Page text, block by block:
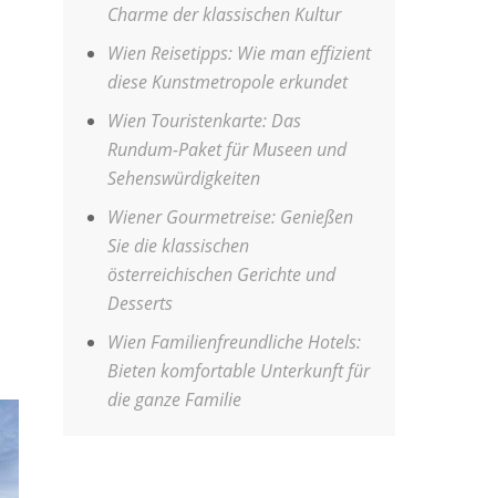
Charme der klassischen Kultur
Wien Reisetipps: Wie man effizient
diese Kunstmetropole erkundet
Wien Touristenkarte: Das
Rundum-Paket für Museen und
Sehenswürdigkeiten
Wiener Gourmetreise: Genießen
Sie die klassischen
österreichischen Gerichte und
Desserts
Wien Familienfreundliche Hotels:
Bieten komfortable Unterkunft für
die ganze Familie